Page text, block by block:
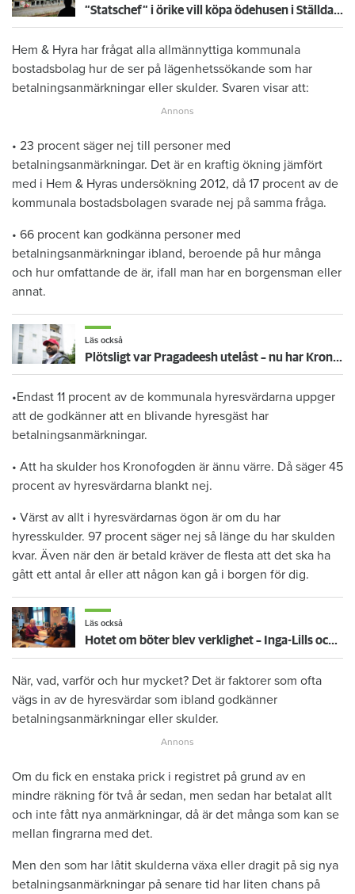
”Statschef” i örike vill köpa ödehusen i Ställdalen – för 270 miljoner: Ska återställas i toppskick
Hem & Hyra har frågat alla allmännyttiga kommunala
bostadsbolag hur de ser på lägenhetssökande som har
betalningsanmärkningar eller skulder. Svaren visar att:
• 23 procent säger nej till personer med
betalningsanmärkningar. Det är en kraftig ökning jämfört
med i Hem & Hyras undersökning 2012, då 17 procent av de
kommunala bostadsbolagen svarade nej på samma fråga.
• 66 procent kan godkänna personer med
betalningsanmärkningar ibland, beroende på hur många
och hur omfattande de är, ifall man har en borgensman eller
annat.
Läs också
Plötsligt var Pragadeesh utelåst – nu har Kronofogden hans möbler
•Endast 11 procent av de kommunala hyresvärdarna uppger
att de godkänner att en blivande hyresgäst har
betalningsanmärkningar.
• Att ha skulder hos Kronofogden är ännu värre. Då säger 45
procent av hyresvärdarna blankt nej.
• Värst av allt i hyresvärdarnas ögon är om du har
hyresskulder. 97 procent säger nej så länge du har skulden
kvar. Även när den är betald kräver de flesta att det ska ha
gått ett antal år eller att någon kan gå i borgen för dig.
Läs också
Hotet om böter blev verklighet – Inga-Lills och Stirlings hyresvärdar får betala 75 000: ”Herregud så onödigt”
När, vad, varför och hur mycket? Det är faktorer som ofta
vägs in av de hyresvärdar som ibland godkänner
betalningsanmärkningar eller skulder.
Om du fick en enstaka prick i registret på grund av en
mindre räkning för två år sedan, men sedan har betalat allt
och inte fått nya anmärkningar, då är det många som kan se
mellan fingrarna med det.
Men den som har låtit skulderna växa eller dragit på sig nya
betalningsanmärkningar på senare tid har liten chans på